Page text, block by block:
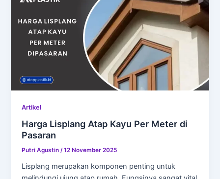
Artikel
Harga Lisplang Atap Kayu Per Meter di
Pasaran
Putri Agustin/12 November 2025
Lisplang merupakan komponen penting untuk